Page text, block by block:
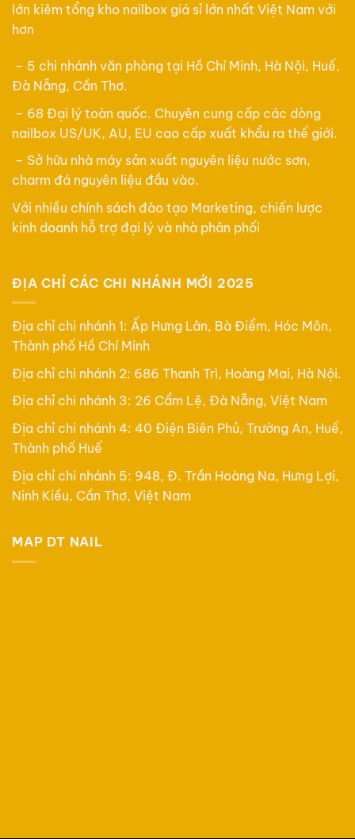
lớn kiêm tổng kho nailbox giá sỉ lớn nhất Việt Nam với
hơn
– 5 chi nhánh văn phòng tại Hồ Chí Minh, Hà Nội, Huế,
Đà Nẵng, Cần Thơ.
– 68 Đại lý toàn quốc. Chuyên cung cấp các dòng
nailbox US/UK, AU, EU cao cấp xuất khẩu ra thế giới.
– Sở hữu nhà máy sản xuất nguyên liệu nước sơn,
charm đá nguyên liệu đầu vào.
Với nhiều chính sách đào tạo Marketing, chiến lược
kinh doanh hỗ trợ đại lý và nhà phân phối
ĐỊA CHỈ CÁC CHI NHÁNH MỚI 2025
Địa chỉ chi nhánh 1: Ấp Hưng Lân, Bà Điểm, Hóc Môn,
Thành phố Hồ Chí Minh
Địa chỉ chi nhánh 2: 686 Thanh Trì, Hoàng Mai, Hà Nội.
Địa chỉ chi nhánh 3: 26 Cẩm Lệ, Đà Nẵng, Việt Nam
Địa chỉ chi nhánh 4: 40 Điện Biên Phủ, Trường An, Huế,
Thành phố Huế
Địa chỉ chi nhánh 5: 948, Đ. Trần Hoàng Na, Hưng Lợi,
Ninh Kiều, Cần Thơ, Việt Nam
MAP DT NAIL